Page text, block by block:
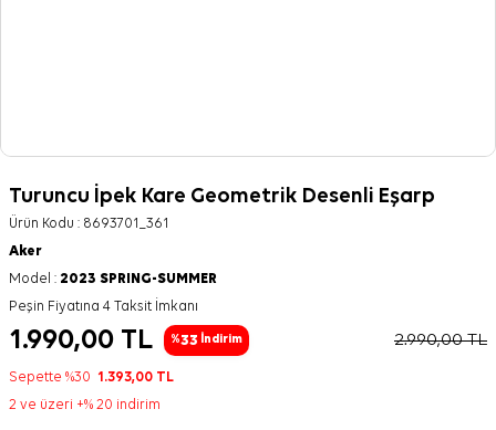
Turuncu İpek Kare Geometrik Desenli Eşarp
Ürün Kodu : 8693701_361
Aker
Model : 2023 SPRING-SUMMER
Peşin Fiyatına 4 Taksit İmkanı
1.990,00 TL %33 İndirim 2.990,00TL
Sepette %30 1.393,00 TL
2 ve üzeri +% 20 indirim